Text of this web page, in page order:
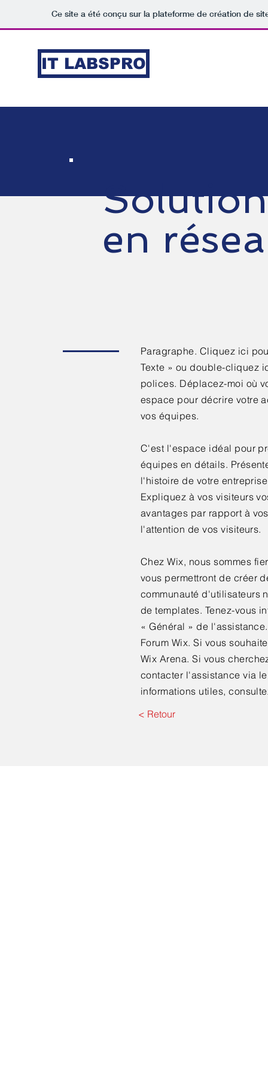
Ce site a été conçu sur la plateforme de création de
IT LABSPRO
en
Paragraphe. Cliquez ici
Texte » ou double-cliquez
polices. Déplacez-moi où
espace pour décrire votre
vos équipes.
C'est l'espace idéal pour
équipes en détails.
l'histoire de votre
Expliquez à vos visiteurs
avantages par rapport à
l'attention de vos visiteurs.
Chez Wix, nous sommes
vous permettront de créer
communauté d'utilisateurs
de templates. Tenez-vous
«Général » de
Forum Wix. Si vous
Wix Arena. Si vous
contacter l'assistance via
informations utiles,
< Retour